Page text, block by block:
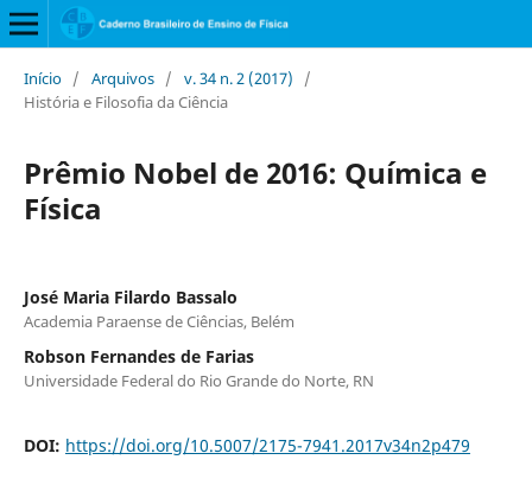
Início / Arquivos / v. 34 n. 2 (2017)
/
História e Filosofia da Ciência
Prêmio Nobel de 2016: Química e
Física
José Maria Filardo Bassalo
Academia Paraense de Ciências, Belém
Robson Fernandes de Farias
Universidade Federal do Rio Grande do Norte, RN
DOI: https://doi.org/10.5007/2175-7941.2017v34n2p479